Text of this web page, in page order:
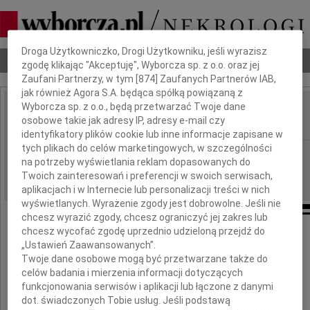
Nekrologi Odeszli Poradnik pogrzebowy
IMIĘ I NAZWISKO: Łucja Paszkowska
REGION: Białystok
DATA EMISJI: 27.08.2021
W głębokim smutku zawiadamiamy,
że w dniu 24 sierpnia 2021 odeszła od nas
ukochana Żona, Mama, Babcia
Dbamy o Twoją prywatność
Droga Użytkowniczko, Drogi Użytkowniku, jeśli wyrazisz
zgodę klikając "Akceptuję", Wyborcza sp. z o.o. oraz jej
Zaufani Partnerzy, w tym [874 ] Zaufanych Partnerów IAB,
jak również Agora S.A. będąca spółką powiązaną z
Wyborcza sp. z o.o., będą przetwarzać Twoje dane
osobowe takie jak adresy IP, adresy e-mail czy
identyfikatory plików cookie lub inne informacje zapisane w
tych plikach do celów marketingowych, w szczególności
na potrzeby wyświetlania reklam dopasowanych do
Twoich zainteresowań i preferencji w swoich serwisach,
aplikacjach i w Internecie lub personalizacji treści w nich
wyświetlanych. Wyrażenie zgody jest dobrowolne. Jeśli nie
chcesz wyrazić zgody, chcesz ograniczyć jej zakres lub
chcesz wycofać zgodę uprzednio udzieloną przejdź do
„Ustawień Zaawansowanych”.
Twoje dane osobowe mogą być przetwarzane także do
celów badania i mierzenia informacji dotyczących
funkcjonowania serwisów i aplikacji lub łączone z danymi
dot. świadczonych Tobie usług. Jeśli podstawą